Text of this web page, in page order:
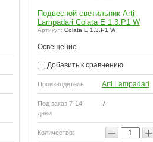
Подвесной светильник Arti
Lampadari Colata E 1.3.P1 W
Артикул: Colata E 1.3.P1 W
Освещение
Добавить к сравнению
Производитель Arti Lampadari
Под заказ 7-14
дней
7
Количество: − +